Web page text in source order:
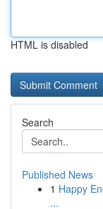
HTML is disabled
Search
Published News
1 Happy
...